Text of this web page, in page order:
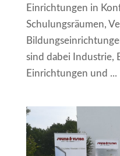
Einrichtungen in
Schulungsräumen,
sind dabei Industrie,
Einrichtungen und ...